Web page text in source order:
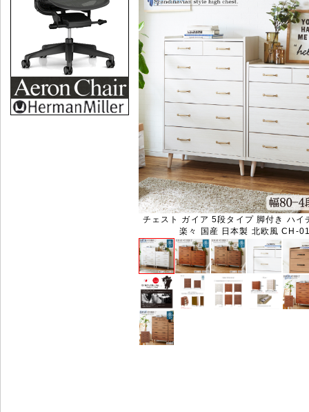
チェスト ガイア 5段タイプ 脚付き ハイ
楽々 国産 日本製 北欧風 CH-